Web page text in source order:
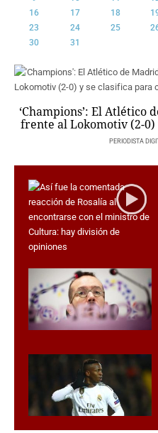
24X7
LA BURBUJA
DIRECTORIOS
LO ÚLTIMO
BLOGS
VÍDEOS
LUGARES
AUTORES
HEMEROTECA
OFERTAS
CLUB PD
ENLACES
MÁS SERVICIOS
EDICIONES
AMÉRICA
16
17 18
23
24 25
30
31
‘Champions’: El Atlético
frente al Lokomotiv (2-0)
PERIODISTA